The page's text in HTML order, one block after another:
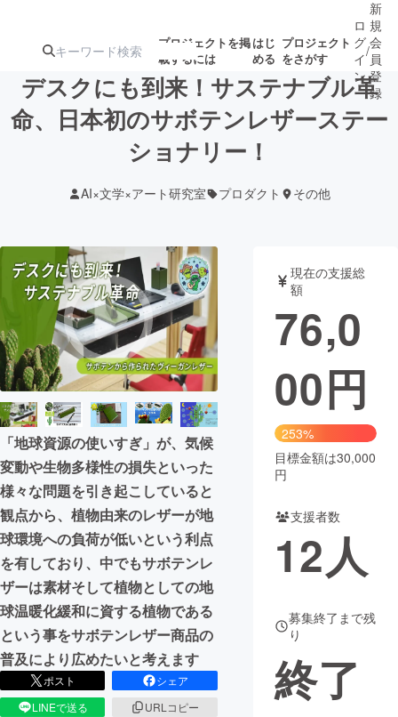
プロジェクトを掲
載するには
はじ
める
プロジェクト
をさがす
注目の新着プロ募集終了が近いプ
テクノロジー・ガジェット
映像・映画 書籍・雑誌
ビジネス・起業 チャレンジ
まちづくり・地域活性化
CAMPFIRE for Social Good
CAMPFIRE Creation
CAMPFIREふるさと納税machi-ya コミュニティ
ロ
グ
イ
ン
/
新
規
会
員
登
録
デスクにも到来！サステナブル革
命、日本初のサボテンレザーステー
ショナリー！
AI×文学×アート研究室 プロダクト その他
「地球資源の使いすぎ」が、気候
変動や生物多様性の損失といった
様々な問題を引き起こしていると
観点から、植物由来のレザーが地
球環境への負荷が低いという利点
を有しており、中でもサボテンレ
ザーは素材そして植物としての地
球温暖化緩和に資する植物である
という事をサボテンレザー商品の
普及により広めたいと考えます
ポスト
シェア
LINEで送る
URLコピー
現在の支援総
額
76,0
00円
253%
目標金額は30,000
円
支援者数
12人
募集終了まで残
り
終了